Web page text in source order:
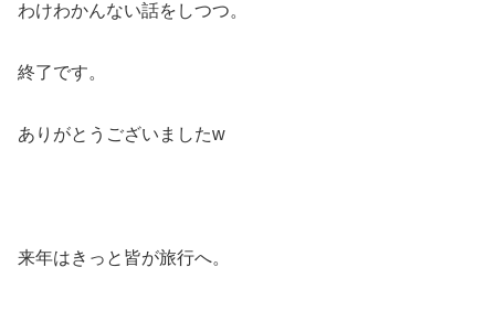
わけわかんない話をしつつ。
終了です。
ありがとうございましたw
来年はきっと皆が旅行へ。